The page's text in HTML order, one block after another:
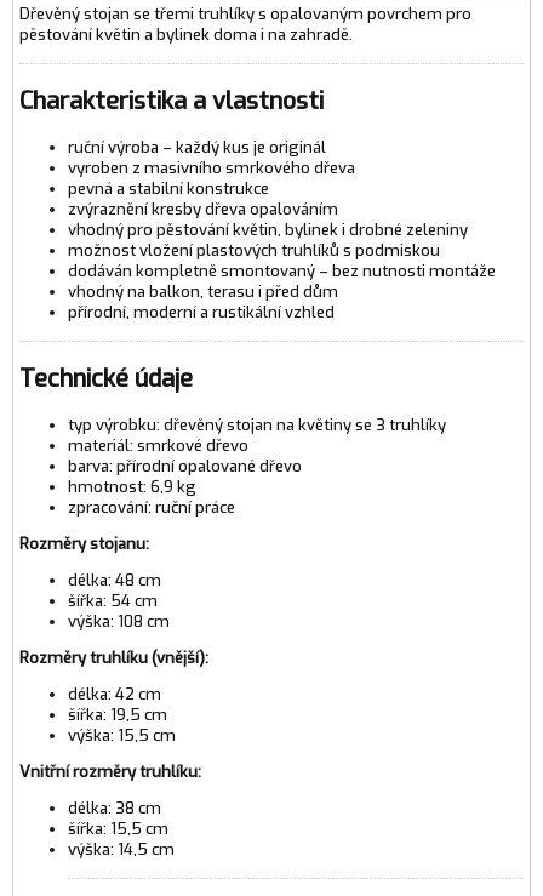
Dřevěný stojan se třemi truhlíky s opalovaným povrchem pro
pěstování květin a bylinek doma i na zahradě.
Charakteristika a vlastnosti
ruční výroba – každý kus je originál
vyroben z masivního smrkového dřeva
pevná a stabilní konstrukce
zvýraznění kresby dřeva opalováním
vhodný pro pěstování květin, bylinek i drobné zeleniny
možnost vložení plastových truhlíků s podmiskou
dodáván kompletně smontovaný – bez nutnosti montáže
vhodný na balkon, terasu i před dům
přírodní, moderní a rustikální vzhled
Technické údaje
typ výrobku: dřevěný stojan na květiny se 3 truhlíky
materiál: smrkové dřevo
barva: přírodní opalované dřevo
hmotnost: 6,9 kg
zpracování: ruční práce
Rozměry stojanu:
délka: 48 cm
šířka: 54 cm
výška: 108 cm
Rozměry truhlíku (vnější):
délka: 42 cm
šířka: 19,5 cm
výška: 15,5 cm
Vnitřní rozměry truhlíku:
délka: 38 cm
šířka: 15,5 cm
výška: 14,5 cm